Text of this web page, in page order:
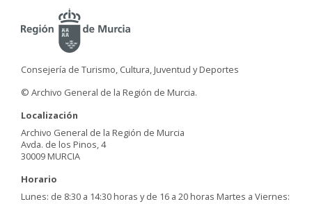
Consejería de Turismo, Cultura, Juventud y Deportes
© Archivo General de la Región de Murcia.
Localización
Archivo General de la Región de Murcia
Avda. de los Pinos, 4
30009 MURCIA
Horario
Lunes: de 8:30 a 14:30 horas y de 16 a 20 horas Martes a Viernes: